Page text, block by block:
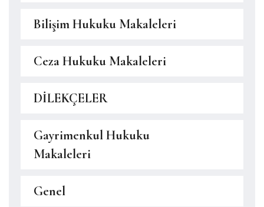
Bilişim Hukuku Makaleleri
Ceza Hukuku Makaleleri
DİLEKÇELER
Gayrimenkul Hukuku
Makaleleri
Genel